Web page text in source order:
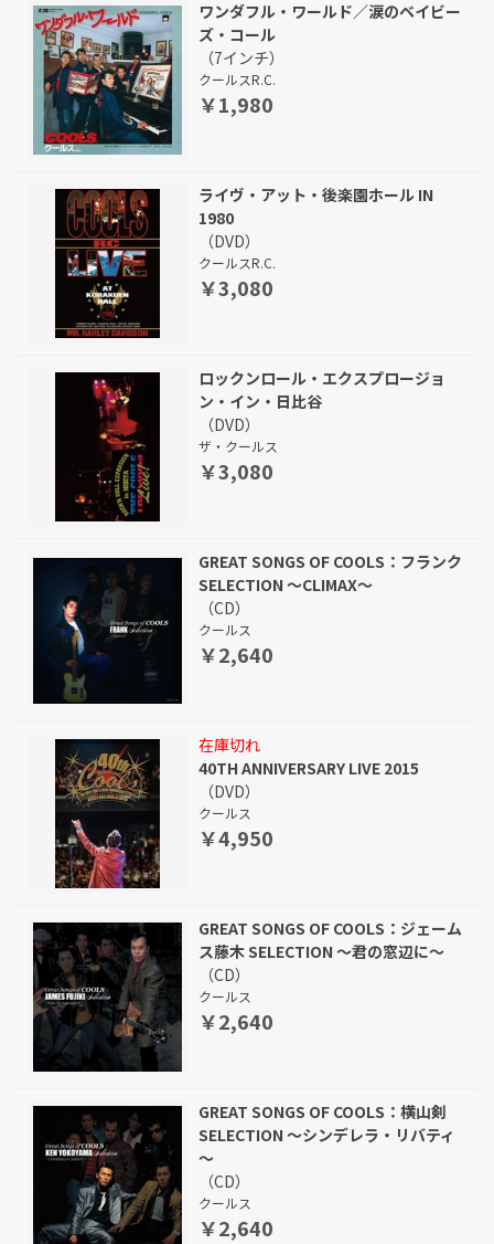
ワンダフル・ワールド／涙のベイビー
ズ・コール
（7インチ）
クールスR.C.
￥1,980
ライヴ・アット・後楽園ホール IN
1980
（DVD）
クールスR.C.
￥3,080
ロックンロール・エクスプロージョ
ン・イン・日比谷
（DVD）
ザ・クールス
￥3,080
GREAT SONGS OF COOLS：フランク
SELECTION ～CLIMAX～
（CD）
クールス
￥2,640
在庫切れ
40TH ANNIVERSARY LIVE 2015
（DVD）
クールス
￥4,950
GREAT SONGS OF COOLS：ジェーム
ス藤木 SELECTION ～君の窓辺に～
（CD）
クールス
￥2,640
GREAT SONGS OF COOLS：横山剣
SELECTION ～シンデレラ・リバティ
～
（CD）
クールス
￥2,640